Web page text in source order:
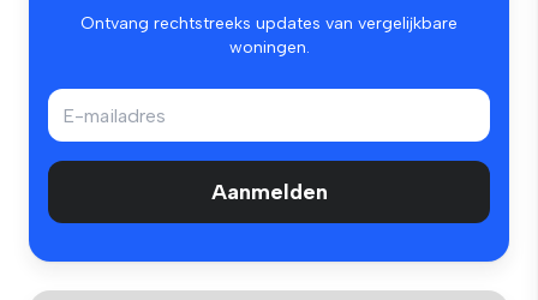
Ontvang rechtstreeks updates van vergelijkbare
woningen.
Aanmelden